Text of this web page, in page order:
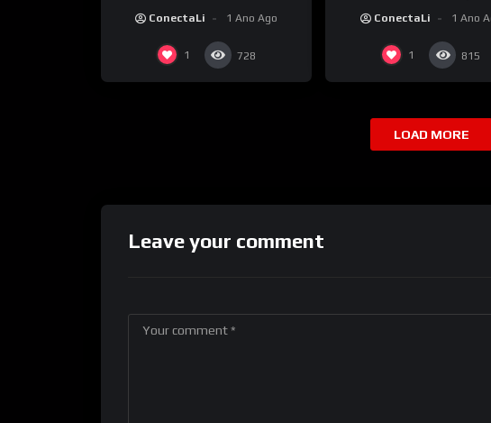
ConectaLi 1 Ano Ago
1 728
ConectaLi 1 Ano
1 815
LOAD MORE
Leave your comment